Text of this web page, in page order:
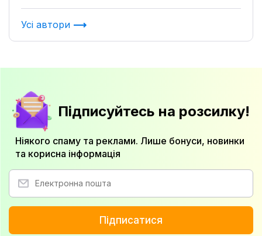
Усі автори
Підписуйтесь на розсилку!
Ніякого спаму та реклами. Лише бонуси, новинки
та корисна інформація
Підписатися